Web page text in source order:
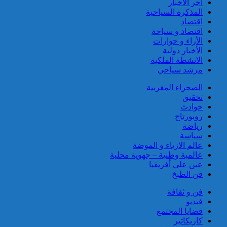
بطنجة المتوسط
إدارة السجن المحلي “عين السبع
1” تنفي مزاعم بخصوص تعرض
سجين لـ “محاولة التصفية
الجسدية”
توقيف شخصين، أحدهما لبناني،
للاشتباه في تورطهما في قضية
أخر الأخبار
المذكرة السياحية
اقتصاد
اقتصاد و سياحة
الأراء و حوارات
الأخبار دولية
الانشطة الملكية
مرشد سياحي
الصحراء المغربية
تحقيق
حوادث
روبورتاج
رياضة
سياسة
عالم الازياء و الموضة
عالمية وطنية – جهوية محلية
عين على أفريقيا
فن الطبخ
فن و ثقافة
فيديو
قضايا المجتمع
كاريكاتير